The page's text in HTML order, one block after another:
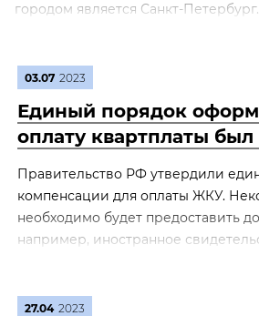
городом является Санкт-
03.07 2023
Единый порядок
оплату квартплаты
Правительство РФ утвердили
компенсации для оплаты ЖКУ.
необходимо будет предоставить
например, иностранное
27.04 2023